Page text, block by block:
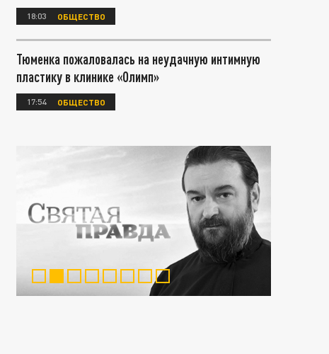
18:03 ОБЩЕСТВО
Тюменка пожаловалась на неудачную интимную
пластику в клинике «Олимп»
17:54 ОБЩЕСТВО